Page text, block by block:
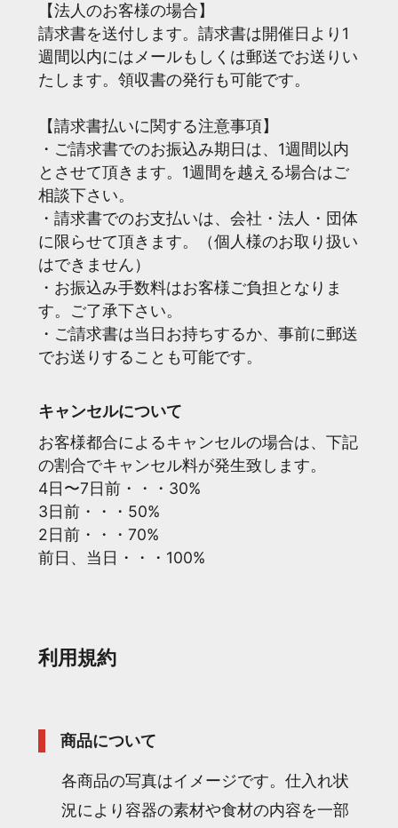
【法人のお客様の場合】
請求書を送付します。請求書は開催日より1
週間以内にはメールもしくは郵送でお送りい
たします。領収書の発行も可能です。
【請求書払いに関する注意事項】
・ご請求書でのお振込み期日は、1週間以内
とさせて頂きます。1週間を越える場合はご
相談下さい。
・請求書でのお支払いは、会社・法人・団体
に限らせて頂きます。（個人様のお取り扱い
はできません）
・お振込み手数料はお客様ご負担となりま
す。ご了承下さい。
・ご請求書は当日お持ちするか、事前に郵送
でお送りすることも可能です。
キャンセルについて
お客様都合によるキャンセルの場合は、下記
の割合でキャンセル料が発生致します。
4日〜7日前・・・30%
3日前・・・50%
2日前・・・70%
前日、当日・・・100%
利用規約
商品について
各商品の写真はイメージです。仕入れ状
況により容器の素材や食材の内容を一部